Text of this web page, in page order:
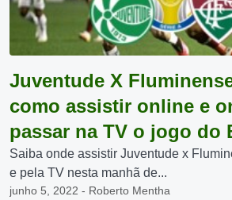
Juventude X
como assistir online e
passar na TV o jogo do
Saiba onde assistir Juventude x
e pela TV nesta manhã de...
junho 5, 2022 - Roberto Mentha